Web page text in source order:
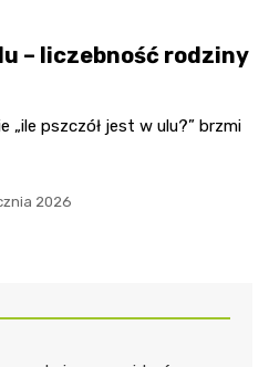
– liczebność rodziny
„ile pszczół jest w ulu?” brzmi
2026